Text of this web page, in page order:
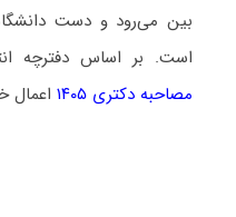
بین می‌رود و دست
است. بر اساس دفترچه
مصاحبه دکتری ۱۴۰۵
اعمال